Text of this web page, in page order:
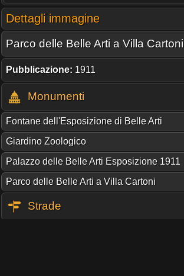
Dettagli immagine
Parco delle Belle Arti a Villa Cartoni
Pubblicazione: 1911
Monumenti
Fontane dell'Esposizione di Belle Arti
Giardino Zoologico
Palazzo delle Belle Arti Esposizione 1911
Parco delle Belle Arti a Villa Cartoni
Strade